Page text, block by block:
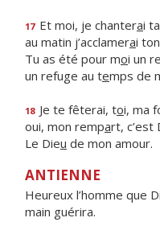
17 Et moi, je chanterai
au matin j’acclamerai
Tu as été pour moi un
un refuge au temps de
18 Je te fêterai, toi, ma
oui, mon rempart, c’est
Le Dieu de mon amour.
ANTIENNE
Heureux l’homme que
main guérira.